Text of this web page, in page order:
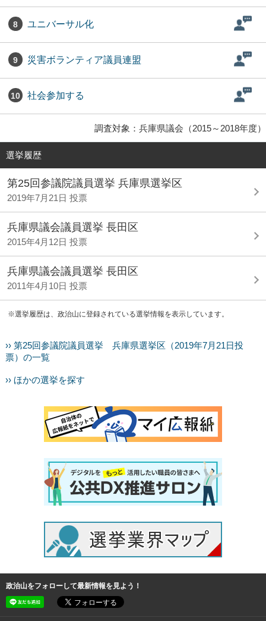
8 ユニバーサル化
9 災害ボランティア議員連盟
10 社会参加する
調査対象：兵庫県議会（2015～2018年度）
選挙履歴
第25回参議院議員選挙 兵庫県選挙区
2019年7月21日 投票
兵庫県議会議員選挙 長田区
2015年4月12日 投票
兵庫県議会議員選挙 長田区
2011年4月10日 投票
※選挙履歴は、政治山に登録されている選挙情報を表示しています。
›› 第25回参議院議員選挙 兵庫県選挙区（2019年7月21日投
票）の一覧
›› ほかの選挙を探す
政治山をフォローして最新情報を見よう！